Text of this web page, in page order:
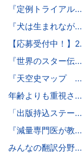
『定例トライアル
『犬は生まれなが
【応募受付中！】
『世界のスター伝
『天空史マップ
年齢よりも重視さ
「出版持込ステー
『減量専門医が教
みんなの翻訳分野